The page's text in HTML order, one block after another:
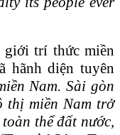
giới trí thức miền
hãnh diện tuyên
Nam. Sài gòn
thị miền Nam trở
thể đất nước,